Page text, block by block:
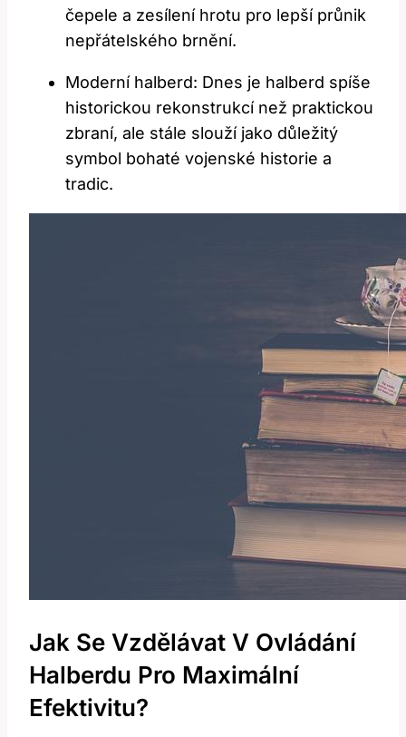
čepele a zesílení ​hrotu pro lepší průnik
nepřátelského brnění.
Moderní halberd: Dnes​ je halberd spíše⁣
historickou rekonstrukcí než praktickou
zbraní, ale stále slouží jako důležitý
symbol bohaté ⁤vojenské historie⁢ a
tradic.
Jak Se ‍vzdělávat V Ovládání
Halberdu Pro Maximální
Efektivitu?